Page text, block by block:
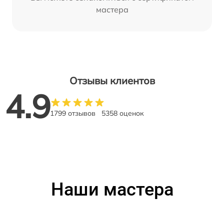
мастера
Отзывы клиентов
4.91799 отзывов 5358 оценок
Наши мастера